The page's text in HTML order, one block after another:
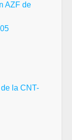
AZF de
la CNT-